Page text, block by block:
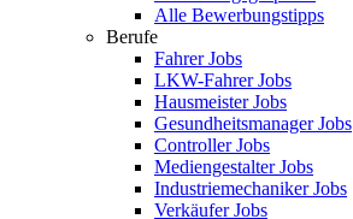
Alle Bewerbungstipps
Berufe
Fahrer Jobs
LKW-Fahrer Jobs
Hausmeister Jobs
Gesundheitsmanager Jobs
Controller Jobs
Mediengestalter Jobs
Industriemechaniker Jobs
Verkäufer Jobs